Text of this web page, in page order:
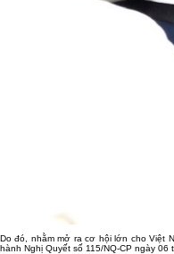
Do đó, nhằm mở ra cơ hội lớn cho Việt
hành Nghị Quyết số 115/NQ-CP ngày